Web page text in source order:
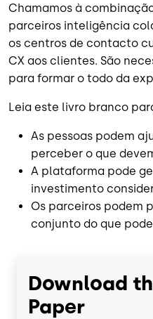
Chamamos à
parceiros inteligência
os centros de contacto
CX aos clientes. São
para formar o todo da
Leia este livro branco
As pessoas podem
perceber o que
A plataforma pode
investimento
Os parceiros podem
conjunto do que
Download
Paper